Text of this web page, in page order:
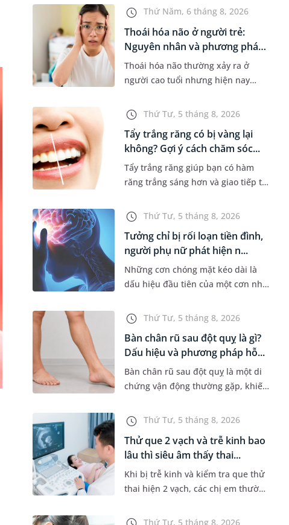
người lo ngại rằng việc ngủ trong
phòng điều hòa mỗi đêm có...
Thứ Năm, 6 tháng 8, 2026
Thoái hóa não ở người trẻ:
Nguyên nhân và phương pháp
điề...
Thoái hóa não thường xảy ra ở
người cao tuổi nhưng hiện nay
tố như căng thẳng kéo dài, lối sống
thiếu lành mạnh, bệnh lý th...
Thứ Tư, 5 tháng 8, 2026
Tẩy trắng răng có bị vàng lại
không? Gợi ý cách chăm sóc...
Tẩy trắng răng giúp bạn có hàm
răng trắng sáng hơn và giao tiếp tự
băn khoăn về tình trạng răng bị
vàng ố, xỉn màu sau kh...
Thứ Tư, 5 tháng 8, 2026
Tưởng chỉ bị rối loạn tiền đình,
người phụ nữ phát hiện n...
Những cơn chóng mặt kéo dài là
dấu hiệu đầu tiên của một cơn nhồi
hề hay biết. Tại BVĐK MEDLATEC,
chiến lược chẩn đoán chính...
Thứ Tư, 5 tháng 8, 2026
Bàn chân rũ sau đột quỵ là gì?
Dấu hiệu và phương pháp hỗ...
Bàn chân rũ sau đột quỵ là một di
chứng vận động thường gặp, khiến
đi lại, làm tăng nguy cơ vấp ngã và
ảnh hưởng đến khả năn...
Thứ Tư, 5 tháng 8, 2026
Thử que 2 vạch và trễ kinh bao
lâu thì siêu âm thấy thai...
Khi bị trễ kinh và kiểm tra que thử
thai hiện 2 vạch, các chị em thường
để được nhìn thấy thai nhi. Nhưng
Thứ Tư, 5 tháng 8, 2026